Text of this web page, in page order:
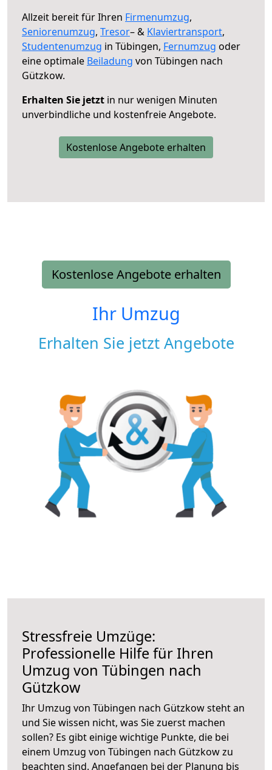
Allzeit bereit für Ihren Firmenumzug,
Seniorenumzug, Tresor– & Klaviertransport,
Studentenumzug in Tübingen, Fernumzug oder
eine optimale Beiladung von Tübingen nach
Gützkow.
Erhalten Sie jetzt in nur wenigen Minuten
unverbindliche und kostenfreie Angebote.
Kostenlose Angebote erhalten
Kostenlose Angebote erhalten
Ihr Umzug
Erhalten Sie jetzt Angebote
Stressfreie Umzüge:
Professionelle Hilfe für Ihren
Umzug von Tübingen nach
Gützkow
Ihr Umzug von Tübingen nach Gützkow steht an
und Sie wissen nicht, was Sie zuerst machen
sollen? Es gibt einige wichtige Punkte, die bei
einem Umzug von Tübingen nach Gützkow zu
beachten sind. Angefangen bei der Planung bis